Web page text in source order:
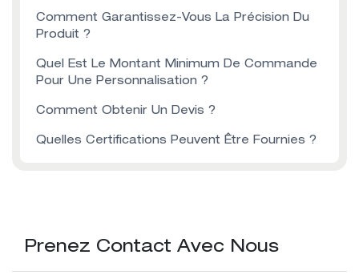
Comment Garantissez-Vous La Précision Du
Produit ?
Quel Est Le Montant Minimum De Commande
Pour Une Personnalisation ?
Comment Obtenir Un Devis ?
Quelles Certifications Peuvent Être Fournies ?
Prenez Contact Avec Nous